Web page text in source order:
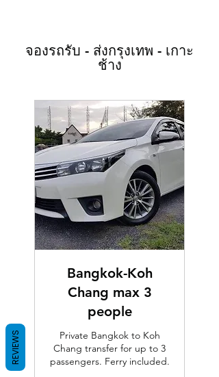
จองรถรับ - ส่งกรุงเทพ - เกาะ
ช้าง
Bangkok-Koh
Chang max 3
people
Private Bangkok to Koh
Chang transfer for up to 3
passengers. Ferry included.
REVIEWS